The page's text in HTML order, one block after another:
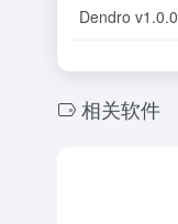
Dendro v1.0.0
相关软件